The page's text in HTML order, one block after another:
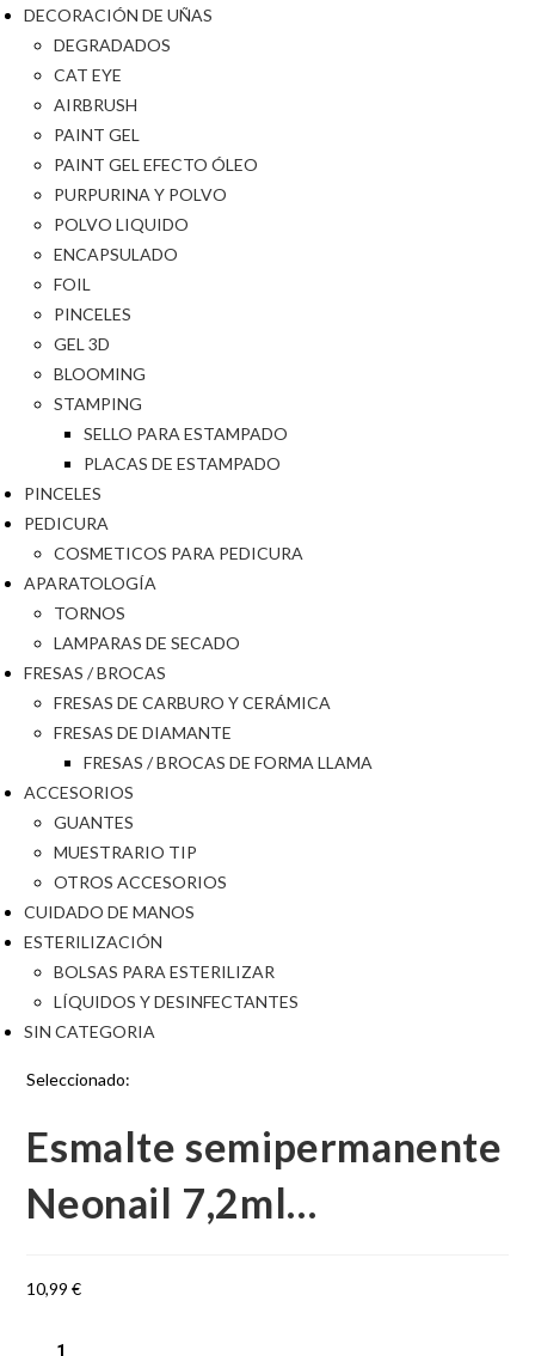
DECORACIÓN DE UÑAS
DEGRADADOS
CAT EYE
AIRBRUSH
PAINT GEL
PAINT GEL EFECTO ÓLEO
PURPURINA Y POLVO
POLVO LIQUIDO
ENCAPSULADO
FOIL
PINCELES
GEL 3D
BLOOMING
STAMPING
SELLO PARA ESTAMPADO
PLACAS DE ESTAMPADO
PINCELES
PEDICURA
COSMETICOS PARA PEDICURA
APARATOLOGÍA
TORNOS
LAMPARAS DE SECADO
FRESAS / BROCAS
FRESAS DE CARBURO Y CERÁMICA
FRESAS DE DIAMANTE
FRESAS / BROCAS DE FORMA LLAMA
ACCESORIOS
GUANTES
MUESTRARIO TIP
OTROS ACCESORIOS
CUIDADO DE MANOS
ESTERILIZACIÓN
BOLSAS PARA ESTERILIZAR
LÍQUIDOS Y DESINFECTANTES
SIN CATEGORIA
Seleccionado:
Esmalte semipermanente
Neonail 7,2ml…
10,99€
Esmalte